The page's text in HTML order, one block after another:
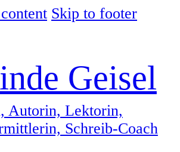
Skip to footer
Geisel
Autorin, Lektorin,
Schreib-Coach